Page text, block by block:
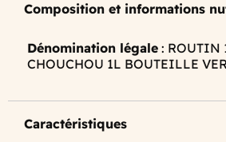
Composition et informations
Dénomination légale : ROUTIN
CHOUCHOU 1L BOUTEILLE
Caractéristiques